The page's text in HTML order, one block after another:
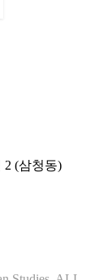
2 (삼청동)